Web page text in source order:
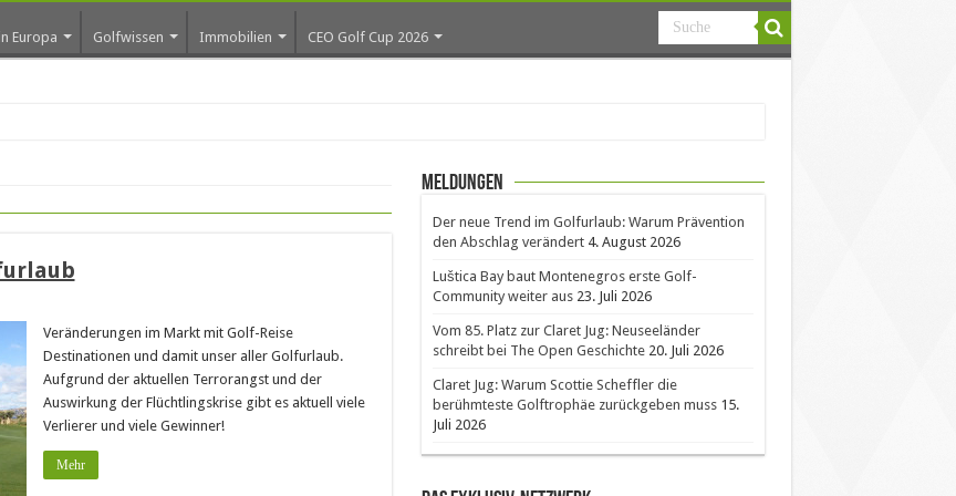
Europa Golfwissen Immobilien CEO Golf Cup 2026
Veränderungen im Markt mit Golf-Reise
Destinationen und damit unser aller Golfurlaub.
Aufgrund der aktuellen Terrorangst und der
Auswirkung der Flüchtlingskrise gibt es aktuell viele
Verlierer und viele Gewinner!
Mehr
Meldungen
Der neue Trend im Golfurlaub: Warum Prävention
den Abschlag verändert 4. August 2026
Luštica Bay baut Montenegros erste Golf-
Community weiter aus 23. Juli 2026
Vom 85. Platz zur Claret Jug: Neuseeländer
schreibt bei The Open Geschichte 20. Juli 2026
Claret Jug: Warum Scottie Scheffler die
berühmteste Golftrophäe zurückgeben muss 15.
Juli 2026